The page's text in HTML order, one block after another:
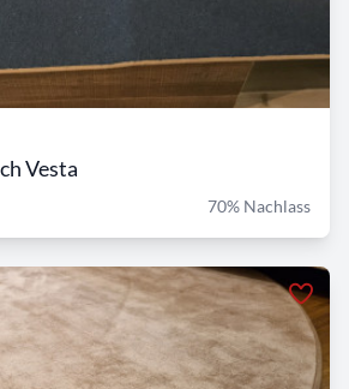
Vesta
70% Nachlass